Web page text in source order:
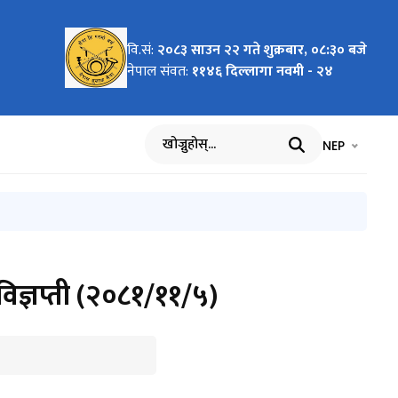
-
वि.सं: २०८३ साउन २२ गते शुक्रबार, ०८:३० बजे
नेपाल संवत: ११४६ दिल्लागा नवमी - २४
खोज्नुहोस् भाषा चयन
NEP
टिकटको प्रथम दिवसीय आवरणमा टाँचा प्रदान कार्यक्रम
(२०८१/११/५)